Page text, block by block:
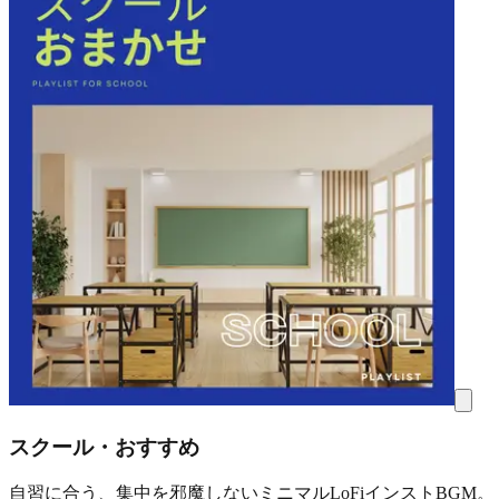
スクール・おすすめ
自習に合う、集中を邪魔しないミニマルLoFiインストBGM。